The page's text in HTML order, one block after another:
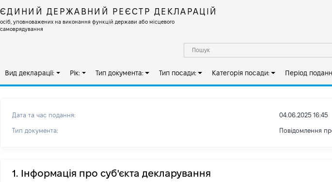
ЄДИНИЙ ДЕРЖАВНИЙ РЕЄСТР ДЕКЛАРАЦІЙ
осіб, уповноважених на виконання функцій держави або місцевого
самоврядування
Вид декларації: Рік: Тип документа: Тип посади: Категорія посади: Період
Дата та час подання: 04.06.2025 16:45
Тип документа: Повідомлення
1. Інформація про суб'єкта декларування